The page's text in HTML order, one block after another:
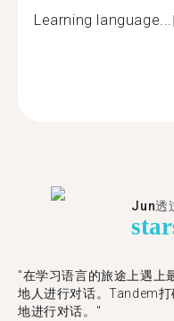
Learning language...
Jun透
star
"在学习语言的旅途上遇上
地人进行对话。Tandem
地进行对话。"